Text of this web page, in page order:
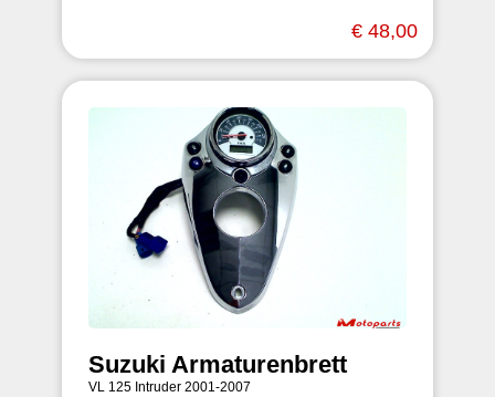
€ 48,00
Suzuki Armaturenbrett
VL 125 Intruder 2001-2007